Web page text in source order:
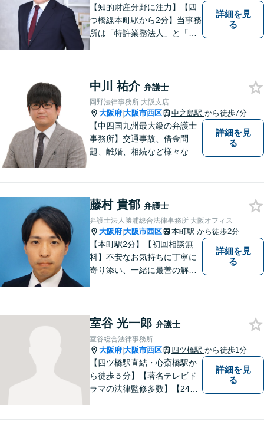
い。
【知的財産分野に注力】【四
つ橋線本町駅から2分】当事務
所は「特許業務法人」と「弁
ュニケーション」を大切に
し、喜んで頂けるサービスを
提供いたします【法テラス利
用可】
詳細を見
る
中川 祐介 弁護士
岡野法律事務所 大阪支店
大阪府|大阪市西区 中之島駅 から徒歩7分
【中四国九州最大級の弁護士
事務所】交通事故、借金問
題、離婚、相続など様々な問
い！
詳細を見
る
藤村 貴郁 弁護士
弁護士法人勝浦総合法律事務所 大阪オフィス
大阪府|大阪市西区 本町駅 から徒歩2分
【本町駅2分】【初回相談無
料】不安なお気持ちに丁寧に
寄り添い、一緒に最善の解決
けるよう、誠実にあなたをサ
ポートいたします。【電話相
談も対応可能】
詳細を見
る
室谷 光一郎 弁護士
室谷総合法律事務所
大阪府|大阪市西区 四ツ橋駅 から徒歩1分
【四ツ橋駅直結・心斎橋駅か
ら徒歩５分】【著名テレビド
ラマの法律監修多数】【24時
詳細を見
る